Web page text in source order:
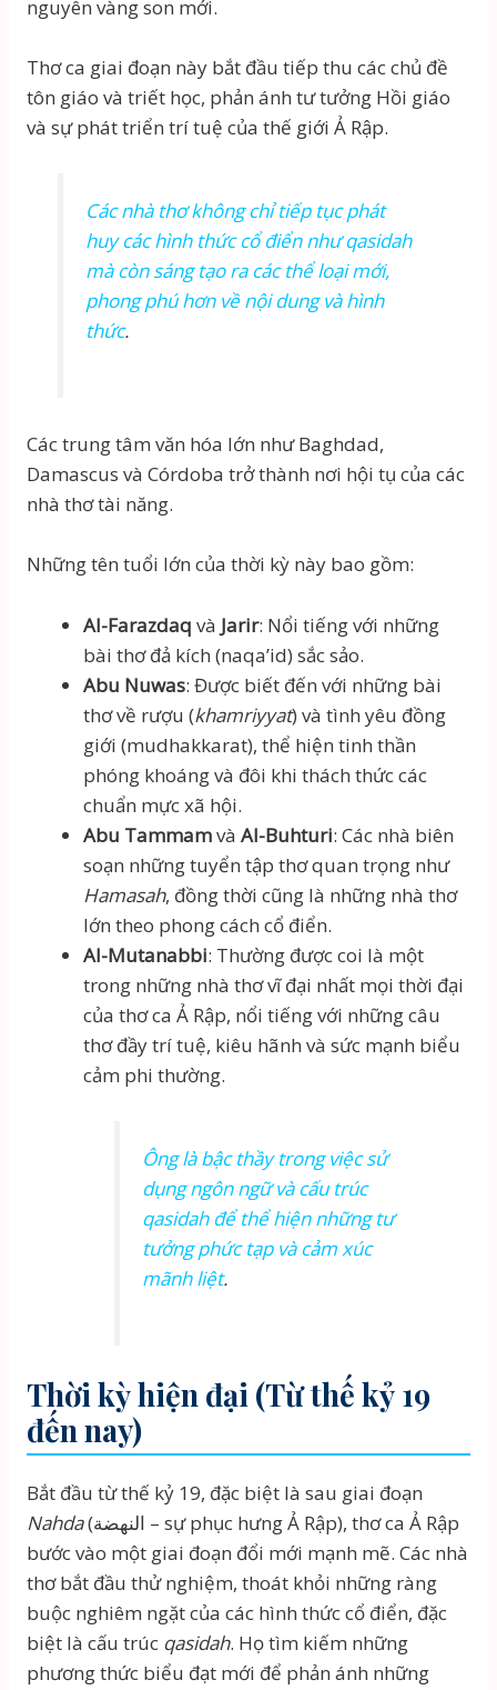
nguyên vàng son mới.
Thơ ca giai đoạn này bắt đầu tiếp thu các chủ đề
tôn giáo và triết học, phản ánh tư tưởng Hồi giáo
và sự phát triển trí tuệ của thế giới Ả Rập.
Các nhà thơ không chỉ tiếp tục phát
huy các hình thức cổ điển nhưqasidah
mà còn sáng tạo ra các thể loại mới,
phong phú hơn về nội dung và hình
thức.
Các trung tâm văn hóa lớn như Baghdad,
Damascus và Córdoba trở thành nơi hội tụ của các
nhà thơ tài năng.
Những tên tuổi lớn của thời kỳ này bao gồm:
Al-Farazdaq và Jarir: Nổi tiếng với những
bài thơ đả kích (naqa’id) sắc sảo.
Abu Nuwas: Được biết đến với những bài
thơ về rượu (khamriyyat) và tình yêu đồng
giới (mudhakkarat), thể hiện tinh thần
phóng khoáng và đôi khi thách thức các
chuẩn mực xã hội.
Abu Tammamvà Al-Buhturi: Các nhà biên
soạn những tuyển tập thơ quan trọng như
Hamasah, đồng thời cũng là những nhà thơ
lớn theo phong cách cổ điển.
Al-Mutanabbi: Thường được coi là một
trong những nhà thơ vĩ đại nhất mọi thời đại
của thơ ca Ả Rập, nổi tiếng với những câu
thơ đầy trí tuệ, kiêu hãnh và sức mạnh biểu
cảm phi thường.
Ông là bậc thầy trong việc sử
dụng ngôn ngữ và cấu trúc
qasidahđể thể hiện những tư
tưởng phức tạp và cảm xúc
mãnh liệt.
Thời kỳ hiện đại (Từ thế kỷ 19
đến nay)
Bắt đầu từ thế kỷ 19, đặc biệt là sau giai đoạn
Nahda(النهضة – sự phục hưng Ả Rập), thơ ca Ả Rập
bước vào một giai đoạn đổi mới mạnh mẽ. Các nhà
thơ bắt đầu thử nghiệm, thoát khỏi những ràng
buộc nghiêm ngặt của các hình thức cổ điển, đặc
biệt là cấu trúc qasidah. Họ tìm kiếm những
phương thức biểu đạt mới để phản ánh những